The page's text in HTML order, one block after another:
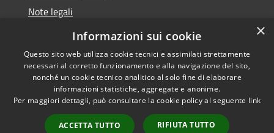
Note legali
Dichiarazione di accessibilità
Accessibilità
Copyright © 2026 • Comune di
Geraci Siculo • Powered by
Municipium•
Accesso
×
Informazioni sui cookie
Questo sito web utilizza cookie tecnici e assimilati strettamente
necessari al corretto funzionamento e alla navigazione del sito,
nonché un cookie tecnico analitico al solo fine di elaborare
informazioni statistiche, aggregate e anonime.
Per maggiori dettagli, può consultare la cookie policy al seguente link
ACCETTA TUTTO RIFIUTA TUTTO